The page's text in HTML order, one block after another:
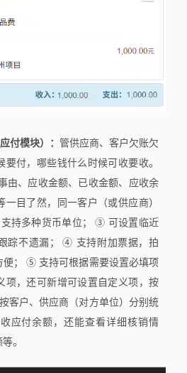
付模块）： 管供应商、客户欠账欠
付，哪些钱什么时候可收要收。
由、应收金额、已收金额、应收余
目了然，同一客户（或供应商）
持多种货币单位； ③ 可设置临近
踪不遗漏； ④ 支持附加票据，拍
便； ⑤ 支持可根据需要设置必填项
项，还可新增可设置自定义项，按
客户、供应商（对方单位）分别统
应付余额，还能查看详细核销情
。